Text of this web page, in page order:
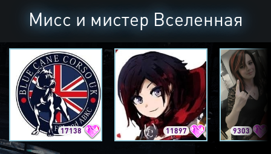
Мисс и мистер Вселенная
17138 11897 9303